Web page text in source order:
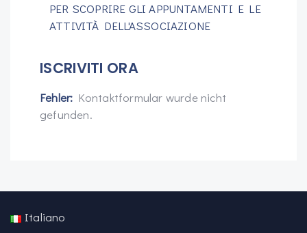
PER SCOPRIRE GLI APPUNTAMENTI E LE
ATTIVITÀ DELL'ASSOCIAZIONE
ISCRIVITI ORA
Fehler: Kontaktformular wurde nicht
gefunden.
Italiano